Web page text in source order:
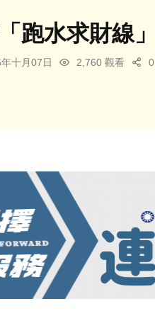
跑水求財線
十月07日 2,760 觀看